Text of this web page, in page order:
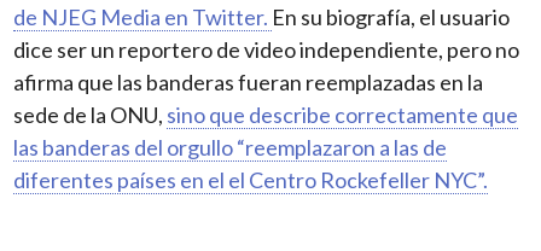
de NJEG Media en Twitter. En su biografía, el usuario
dice ser un reportero de video independiente, pero no
afirma que las banderas fueran reemplazadas en la
sede de la ONU, sino que describe correctamente que
las banderas del orgullo “reemplazaron a las de
diferentes países en el el Centro Rockefeller NYC”.